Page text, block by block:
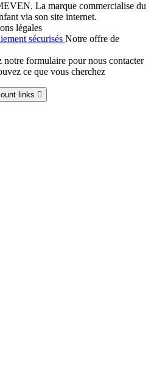
La marque commercialise du
via son site internet.
légales
sécurisés Notre offre de
notre formulaire pour nous contacter
ce que vous cherchez
links 